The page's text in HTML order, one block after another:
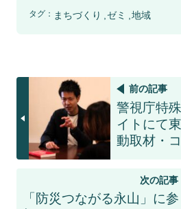
タグ： まちづくり ゼミ 地域
前の記事
警視庁特
イトにて
動取材・
次の記事
「防災つながる永山」に参